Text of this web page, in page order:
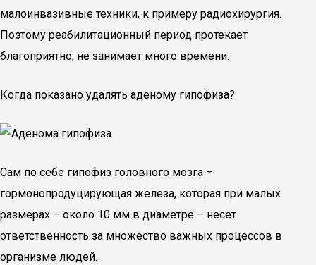
малоинвазивные техники, к примеру радиохирургия.
Поэтому реабилитационный период протекает
благоприятно, не занимает много времени.
Когда показано удалять аденому гипофиза?
Сам по себе гипофиз головного мозга –
гормонопродуцирующая железа, которая при малых
размерах – около 10 мм в диаметре – несет
ответственность за множество важных процессов в
организме людей.